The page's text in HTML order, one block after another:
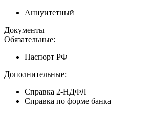
Аннуитетный
Документы
Обязательные:
Паспорт РФ
Дополнительные:
Справка 2-НДФЛ
Справка по форме банка